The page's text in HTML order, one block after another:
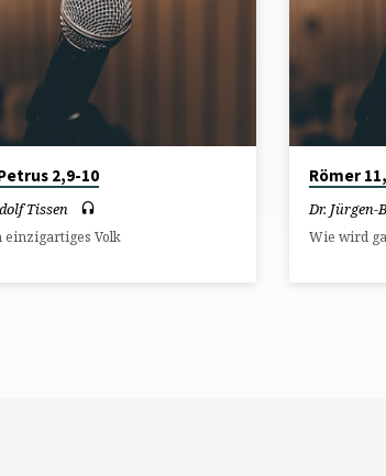
2,9-10
Tissen
einzigartiges Volk
Römer
Dr.
Wie wird